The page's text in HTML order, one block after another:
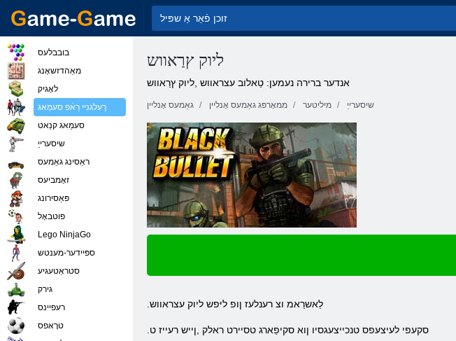
ליוק ץרַאווש
אנדער ברירה נעמען: טַאלוב עצראווש ,ליוק ץרַאווש
גאַמעס אָנליין ממאָרפּג גאַמעס אָנליין מיליטער שיסערייַ
.לַאשרַאמ וצ רענלעז ןופ ליּפש ליוק עצראווש
.סקעפי לעיצעּפס טנכייצעגסיו ןוא סקיפַארג טסיירט ראלק ,ןייש רעייז ט
בובבלעס
מאַהדזשאָנג
לאָגיק
ךעלגניי רַאֿפ סעמַאג
סעמַאג קנַאט
שיסערייַ
ראַסינג גאַמעס
זאָמביעס
פּאַסירונג
פוטבאָל
Lego NinjaGo
ספּיידער-מענטש
סטראַטעגיע
גירק
רעּפיינס
טרָאּפס